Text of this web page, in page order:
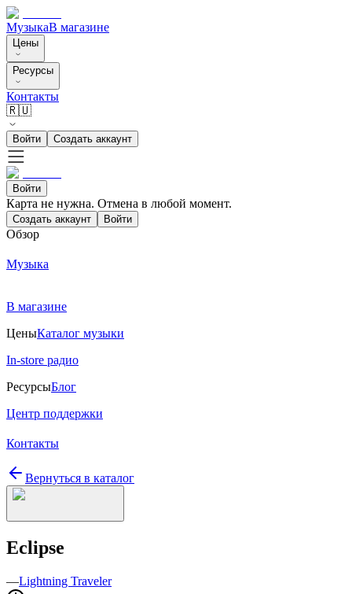
МузыкаВ магазине
Цены
Ресурсы
Контакты
🇷🇺
Войти Создать аккаунт
Войти
Карта не нужна. Отмена в любой момент.
Создать аккаунт Войти
Обзор
Музыка
В магазине
ЦеныКаталог музыки
In-store радио
РесурсыБлог
Центр поддержки
Контакты
Вернуться в каталог
Eclipse
—Lightning Traveler